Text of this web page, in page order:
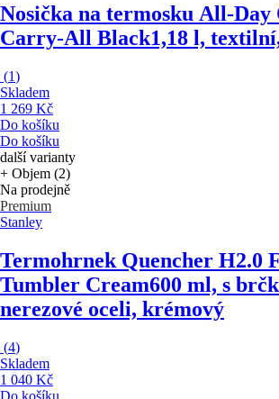
Nosička na termosku All-Day
Carry-All Black1,18 l,
(1)
Skladem
1 269 Kč
Do košíku
Do košíku
další varianty
+ Objem (2)
Na prodejně
Premium
Stanley
Termohrnek Quencher H2.0
Tumbler Cream600 ml, s
nerezové oceli, krémový
(4)
Skladem
1 040 Kč
Do košíku